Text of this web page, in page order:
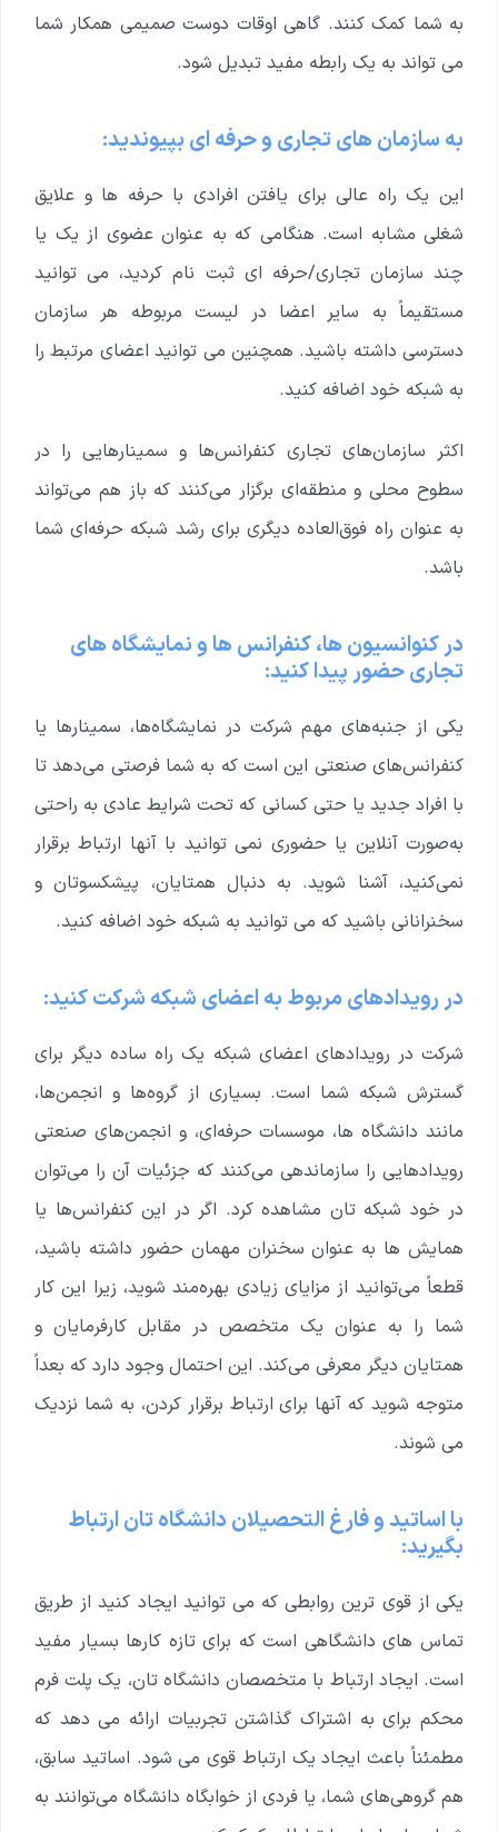
به شما کمک کنند. گاهی اوقات دوست صمیمی همکار شما
می تواند به یک رابطه مفید تبدیل شود.
به سازمان های تجاری و حرفه ای بپیوندید:
این یک راه عالی برای یافتن افرادی با حرفه ها و علایق
شغلی مشابه است. هنگامی که به عنوان عضوی از یک یا
چند سازمان تجاری/حرفه ای ثبت نام کردید، می توانید
مستقیماً به سایر اعضا در لیست مربوطه هر سازمان
دسترسی داشته باشید. همچنین می توانید اعضای مرتبط را
به شبکه خود اضافه کنید.
اکثر سازمان‌های تجاری کنفرانس‌ها و سمینارهایی را در
سطوح محلی و منطقه‌ای برگزار می‌کنند که باز هم می‌تواند
به عنوان راه فوق‌العاده دیگری برای رشد شبکه حرفه‌ای شما
باشد.
در کنوانسیون ها، کنفرانس ها و نمایشگاه های
تجاری حضور پیدا کنید:
یکی از جنبه‌های مهم شرکت در نمایشگاه‌ها، سمینارها یا
کنفرانس‌های صنعتی این است که به شما فرصتی می‌دهد تا
با افراد جدید یا حتی کسانی که تحت شرایط عادی به راحتی
به‌صورت آنلاین یا حضوری نمی توانید با آنها ارتباط برقرار
نمی‌کنید، آشنا شوید. به دنبال همتایان، پیشکسوتان و
سخنرانانی باشید که می توانید به شبکه خود اضافه کنید.
در رویدادهای مربوط به اعضای شبکه شرکت کنید:
شرکت در رویدادهای اعضای شبکه یک راه ساده دیگر برای
گسترش شبکه شما است. بسیاری از گروه‌ها و انجمن‌ها،
مانند دانشگاه ها، موسسات حرفه‌ای، و انجمن‌های صنعتی
رویدادهایی را سازماندهی می‌کنند که جزئیات آن را می‌توان
در خود شبکه تان مشاهده کرد. اگر در این کنفرانس‌ها یا
همایش ها به عنوان سخنران مهمان حضور داشته باشید،
قطعاً می‌توانید از مزایای زیادی بهره‌مند شوید، زیرا این کار
شما را به عنوان یک متخصص در مقابل کارفرمایان و
همتایان دیگر معرفی می‌کند. این احتمال وجود دارد که بعداً
متوجه شوید که آنها برای ارتباط برقرار کردن، به شما نزدیک
می شوند.
با اساتید و فارغ التحصیلان دانشگاه تان ارتباط
بگیرید:
یکی از قوی ترین روابطی که می توانید ایجاد کنید از طریق
تماس های دانشگاهی است که برای تازه کارها بسیار مفید
است. ایجاد ارتباط با متخصصان دانشگاه تان، یک پلت فرم
محکم برای به اشتراک گذاشتن تجربیات ارائه می دهد که
مطمئناً باعث ایجاد یک ارتباط قوی می شود. اساتید سابق،
هم گروهی‌های شما، یا فردی از خوابگاه دانشگاه می‌توانند به